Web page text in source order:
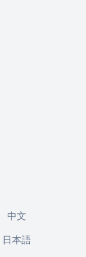
中文
日本語